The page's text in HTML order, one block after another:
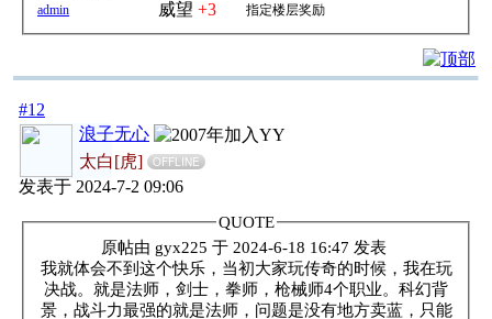
admin 威望 +3 指定楼层奖励
#12
浪子无心
太白[虎]
OFFLINE
发表于 2024-7-2 09:06
QUOTE
原帖由 gyx225 于 2024-6-18 16:47 发表
我就体会不到这个快乐，当初大家玩传奇的时候，我在玩
决战。就是法师，剑士，拳师，枪械师4个职业。科幻背
景，战斗力最强的就是法师，问题是没有地方卖蓝，只能